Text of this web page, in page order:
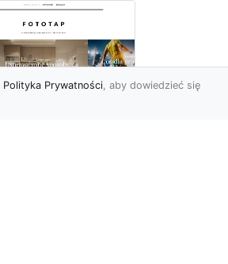
Polityka Prywatności, aby dowiedzieć się